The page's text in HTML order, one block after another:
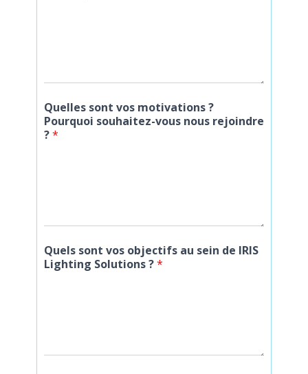
Quelles sont vos motivations ?
Pourquoi souhaitez-vous nous rejoindre
?*
Quels sont vos objectifs au sein de IRIS
Lighting Solutions ?*